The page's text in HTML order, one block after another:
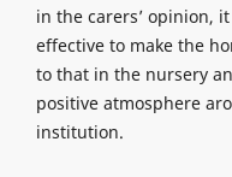
in the carers’ opinion,
effective to make the
to that in the nursery
positive atmosphere
institution.